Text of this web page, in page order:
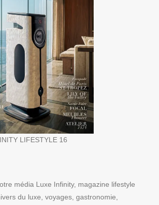
LIFESTYLE 16
média Luxe Infinity, magazine lifestyle
du luxe, voyages, gastronomie,